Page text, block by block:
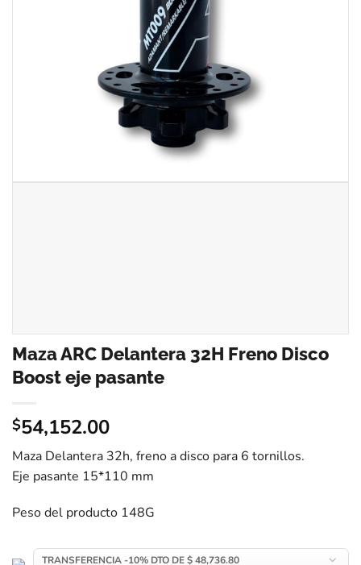
Maza ARC Delantera 32H Freno Disco
Boost eje pasante
$54,152.00
Maza Delantera 32h, freno a disco para 6 tornillos.
Eje pasante 15*110 mm
Peso del producto 148G